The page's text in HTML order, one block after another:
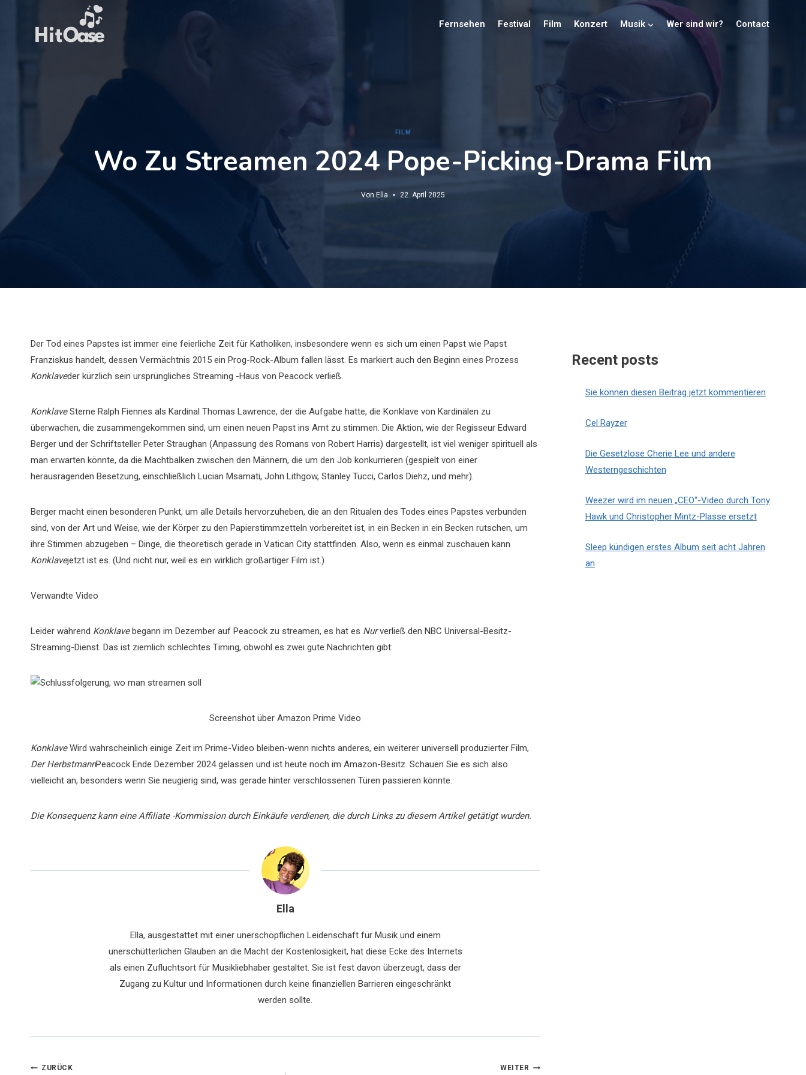
Fernsehen Festival Film Konzert Musik Wer sind wir? Contact
FILM
Wo Zu Streamen 2024 Pope-Picking-Drama Film
Von Ella 22. April 2025
Der Tod eines Papstes ist immer eine feierliche Zeit für Katholiken, insbesondere wenn es sich um einen Papst wie Papst
Franziskus handelt, dessen Vermächtnis 2015 ein Prog-Rock-Album fallen lässt. Es markiert auch den Beginn eines Prozess
Konklaveder kürzlich sein ursprüngliches Streaming -Haus von Peacock verließ.
KonklaveSterne Ralph Fiennes als Kardinal Thomas Lawrence, der die Aufgabe hatte, die Konklave von Kardinälen zu
überwachen, die zusammengekommen sind, um einen neuen Papst ins Amt zu stimmen. Die Aktion, wie der Regisseur Edward
Berger und der Schriftsteller Peter Straughan (Anpassung des Romans von Robert Harris) dargestellt, ist viel weniger spirituell als
man erwarten könnte, da die Machtbalken zwischen den Männern, die um den Job konkurrieren (gespielt von einer
herausragenden Besetzung, einschließlich Lucian Msamati, John Lithgow, Stanley Tucci, Carlos Diehz, und mehr).
Berger macht einen besonderen Punkt, um alle Details hervorzuheben, die an den Ritualen des Todes eines Papstes verbunden
sind, von der Art und Weise, wie der Körper zu den Papierstimmzetteln vorbereitet ist, in ein Becken in ein Becken rutschen, um
ihre Stimmen abzugeben – Dinge, die theoretisch gerade in Vatican City stattfinden. Also, wenn es einmal zuschauen kann
Konklavejetzt ist es. (Und nicht nur, weil es ein wirklich großartiger Film ist.)
Verwandte Video
Leider während Konklavebegann im Dezember auf Peacock zu streamen, es hat es Nurverließ den NBC Universal-Besitz-
Streaming-Dienst. Das ist ziemlich schlechtes Timing, obwohl es zwei gute Nachrichten gibt:
Screenshot über Amazon Prime Video
KonklaveWird wahrscheinlich einige Zeit im Prime-Video bleiben-wenn nichts anderes, ein weiterer universell produzierter Film,
Der HerbstmannPeacock Ende Dezember 2024 gelassen und ist heute noch im Amazon-Besitz. Schauen Sie es sich also
vielleicht an, besonders wenn Sie neugierig sind, was gerade hinter verschlossenen Türen passieren könnte.
Die Konsequenz kann eine Affiliate -Kommission durch Einkäufe verdienen, die durch Links zu diesem Artikel getätigt wurden.
Ella
Ella, ausgestattet mit einer unerschöpflichen Leidenschaft für Musik und einem
unerschütterlichen Glauben an die Macht der Kostenlosigkeit, hat diese Ecke des Internets
als einen Zufluchtsort für Musikliebhaber gestaltet. Sie ist fest davon überzeugt, dass der
Zugang zu Kultur und Informationen durch keine finanziellen Barrieren eingeschränkt
werden sollte.
ZURÜCK WEITER
Recent posts
Sie können diesen Beitrag jetzt kommentieren
Cel Rayzer
Die Gesetzlose Cherie Lee und andere
Westerngeschichten
Weezer wird im neuen „CEO“-Video durch Tony
Hawk und Christopher Mintz-Plasse ersetzt
Sleep kündigen erstes Album seit acht Jahren
an